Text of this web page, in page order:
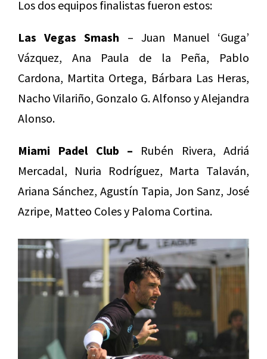
Los dos equipos finalistas fueron estos:
Las Vegas Smash – Juan Manuel ‘Guga’
Vázquez, Ana Paula de la Peña, Pablo
Cardona, Martita Ortega, Bárbara Las Heras,
Nacho Vilariño, Gonzalo G. Alfonso y Alejandra
Alonso.
Miami Padel Club – Rubén Rivera, Adriá
Mercadal, Nuria Rodríguez, Marta Talaván,
Ariana Sánchez, Agustín Tapia, Jon Sanz, José
Azripe, Matteo Coles y Paloma Cortina.